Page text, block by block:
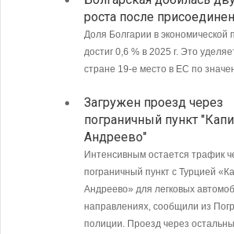
роста после
Доля Болгарии в экономической
достиг 0,6 % в 2025 г. Это
стране 19-е место в ЕС по
Загружен проезд через
пограничный пункт
Андреево"
Интенсивным остается трафик
пограничный пункт с Турцией
Андреево» для легковых
направлениях, сообщили из
полиции. Проезд через